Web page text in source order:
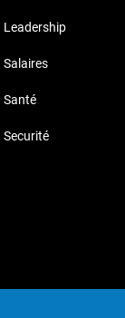
Leadership
Salaires
Santé
Securité